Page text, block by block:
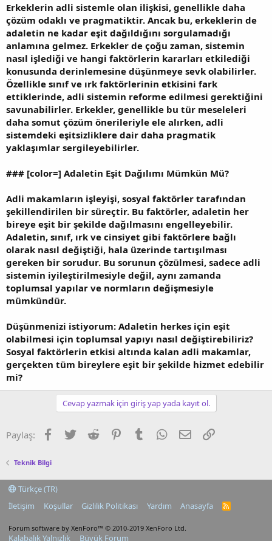
Erkeklerin adli sistemle olan ilişkisi, genellikle daha
çözüm odaklı ve pragmatiktir. Ancak bu, erkeklerin de
adaletin ne kadar eşit dağıldığını sorgulamadığı
anlamına gelmez. Erkekler de çoğu zaman, sistemin
nasıl işlediği ve hangi faktörlerin kararları etkilediği
konusunda derinlemesine düşünmeye sevk olabilirler.
Özellikle sınıf ve ırk faktörlerinin etkisini fark
ettiklerinde, adli sistemin reforme edilmesi gerektiğini
savunabilirler. Erkekler, genellikle bu tür meseleleri
daha somut çözüm önerileriyle ele alırken, adli
sistemdeki eşitsizliklere dair daha pragmatik
yaklaşımlar sergileyebilirler.
### [color=] Adaletin Eşit Dağılımı Mümkün Mü?
Adli makamların işleyişi, sosyal faktörler tarafından
şekillendirilen bir süreçtir. Bu faktörler, adaletin her
bireye eşit bir şekilde dağılmasını engelleyebilir.
Adaletin, sınıf, ırk ve cinsiyet gibi faktörlere bağlı
olarak nasıl değiştiği, hala üzerinde tartışılması
gereken bir sorudur. Bu sorunun çözülmesi, sadece adli
sistemin iyileştirilmesiyle değil, aynı zamanda
toplumsal yapılar ve normların değişmesiyle
mümkündür.
Düşünmenizi istiyorum: Adaletin herkes için eşit
olabilmesi için toplumsal yapıyı nasıl değiştirebiliriz?
Sosyal faktörlerin etkisi altında kalan adli makamlar,
gerçekten tüm bireylere eşit bir şekilde hizmet edebilir
mi?
Cevap yazmak için giriş yap yada kayıt ol.
Paylaş: Facebook
TwitterReddit PinterestTumblrWhatsApp
E-postaLink
Teknik Bilgi
Türkçe (TR)
İletişim
Koşullar Gizlilik Politikası Yardım Anasayfa
R
Forum software by XenForo™ © 2010-2019 XenForo Ltd.
Kalabalık Yalnızlık Büyük Forum